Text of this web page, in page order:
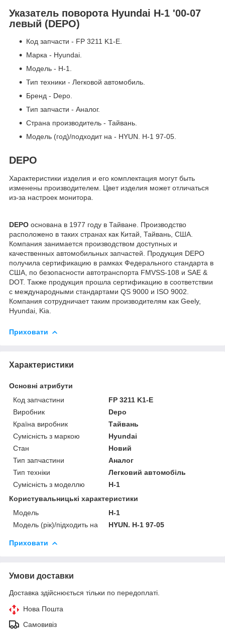
Указатель поворота Hyundai H-1 '00-07
левый (DEPO)
Код запчасти - FP 3211 K1-E.
Марка - Hyundai.
Модель - H-1.
Тип техники - Легковой автомобиль.
Бренд - Depo.
Тип запчасти - Аналог.
Страна производитель - Тайвань.
Модель (год)/подходит на - HYUN. H-1 97-05.
DEPO
Характеристики изделия и его комплектация могут быть
изменены производителем. Цвет изделия может отличаться
из-за настроек монитора.
DEPO основана в 1977 году в Тайване. Производство
расположено в таких странах как Китай, Тайвань, США.
Компания занимается производством доступных и
качественных автомобильных запчастей. Продукция DEPO
получила сертификацию в рамках Федерального стандарта в
США, по безопасности автотранспорта FMVSS-108 и SAE &
DOT. Также продукция прошла сертификацию в соответствии
с международными стандартами QS 9000 и ISO 9002.
Компания сотрудничает таким производителям как Geely,
Hyundai, Kia.
Приховати
Характеристики
Основні атрибути
Код запчастини
FP 3211 K1-E
Виробник
Depo
Країна виробник
Тайвань
Сумісність з маркою
Hyundai
Стан
Новий
Тип запчастини
Аналог
Тип техніки
Легковий автомобіль
Сумісність з моделлю
H-1
Користувальницькі характеристики
Мoдель
H-1
Модель (рік)/підходить на
HYUN. H-1 97-05
Приховати
Умови доставки
Доставка здійснюється тільки по передоплаті.
Нова Пошта
Самовивіз